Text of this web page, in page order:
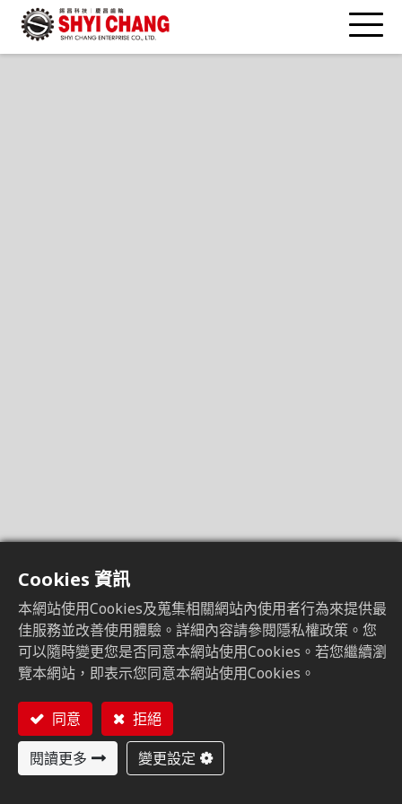
Cookies 資訊
本網站使用Cookies及蒐集相關網站內使用者行為來提供最
佳服務並改善使用體驗。詳細內容請參閱隱私權政策。您
可以隨時變更您是否同意本網站使用Cookies。若您繼續瀏
覽本網站，即表示您同意本網站使用Cookies。
同意
拒絕
閱讀更多
變更設定